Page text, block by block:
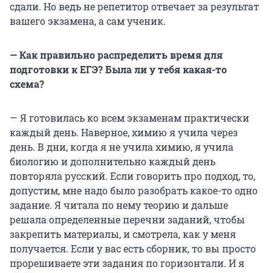
сдали. Но ведь не репетитор отвечает за результат
вашего экзамена, а сам ученик.
— Как правильно распределить время для
подготовки к ЕГЭ? Была ли у тебя какая-то
схема?
— Я готовилась ко всем экзаменам практически
каждый день. Наверное, химию я учила через
день. В дни, когда я не учила химию, я учила
биологию и дополнительно каждый день
повторяла русский. Если говорить про подход, то,
допустим, мне надо было разобрать какое-то одно
задание. Я читала по нему теорию и дальше
решала определенные перечни заданий, чтобы
закрепить материалы, и смотрела, как у меня
получается. Если у вас есть сборник, то вы просто
прорешиваете эти задания по горизонтали. И я